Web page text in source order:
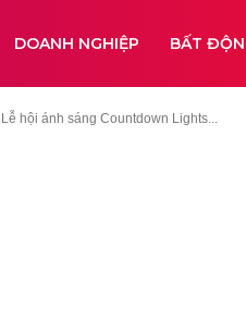
DOANH NGHIỆP BẤT
hội ánh sáng Countdown Lights...